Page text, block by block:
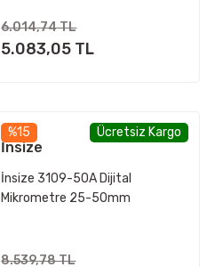
6.014,74 TL
5.083,05 TL
%15 Ücretsiz Kargo
İnsize
İnsize 3109-50A Dijital
Mikrometre 25-50mm
8.539,78 TL